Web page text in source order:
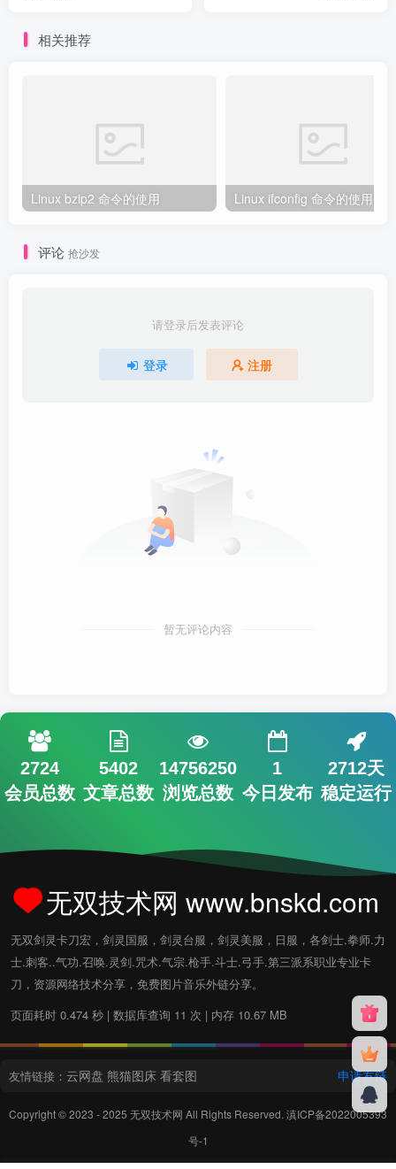
相关推荐
Linux bzip2 命令的使用 Linux ifconfig 命令的使用
评论 抢沙发
请登录后发表评论
登录 注册
暂无评论内容
2724
会员总数
5402
文章总数
14756250
浏览总数
1
今日发布
2712天
稳定运行
无双技术网 www.bnskd.com
无双剑灵卡刀宏，剑灵国服，剑灵台服，剑灵美服，日服，各剑士.拳师.力
士.刺客..气功.召唤.灵剑.咒术.气宗.枪手.斗士.弓手.第三派系职业专业卡
刀，资源网络技术分享，免费图片音乐外链分享。
页面耗时 0.474 秒 | 数据库查询 11 次 | 内存 10.67 MB
友情链接： 云网盘 熊猫图床 看套图 申请友链
Copyright © 2023 - 2025 无双技术网 All Rights Reserved. 滇ICP备2022005393
号-1